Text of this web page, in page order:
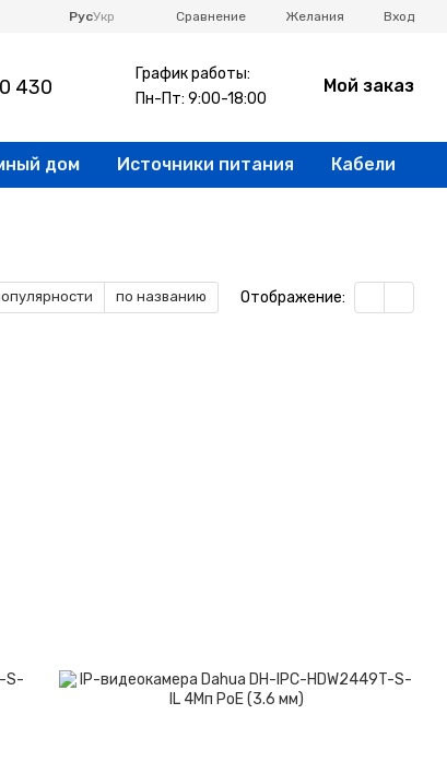
РусУкр Сравнение Желания Вход
430
График работы:
Пн-Пт: 9:00-18:00
Мой заказ
дом Источники питания Кабели
по названию Отображение: